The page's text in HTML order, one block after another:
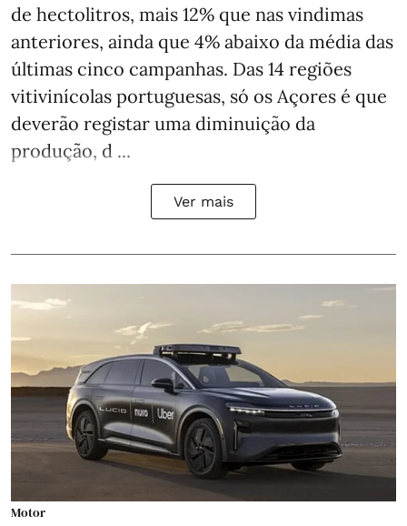
de hectolitros, mais 12% que nas vindimas
anteriores, ainda que 4% abaixo da média das
últimas cinco campanhas. Das 14 regiões
vitivinícolas portuguesas, só os Açores é que
deverão registar uma diminuição da
produção, d ...
Ver mais
Motor